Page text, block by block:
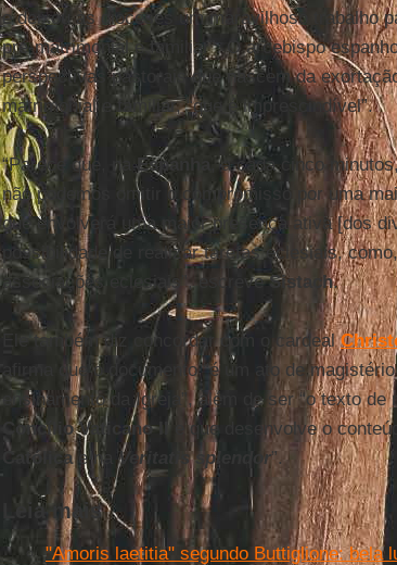
e deixou às dioceses um maravilhoso trabalho
pré-matrimonial e familiar”. O arcebispo
perspectivas pastorais que nascem da
matrimonial e familiar, “que é imprescindível”.
“Parece que, naEspanha
, a cada cinco
não podemos omitir o compromisso por uma
que envolverá uma maior presença ativa [dos
possibilidade de realizar tarefas eclesiais,
associações eclesiais”, escreveSistach.
Ele também diz concordar com o cardeal
afirma que o documento “é um ato de
ensinamento da Igreja”, além de ser “o texto
Concílio Vaticano IIe que desenvolve o
Católicae na Veritatis splendor”.
Leia mais
"Amoris laetitia" segundo Buttiglione: bela